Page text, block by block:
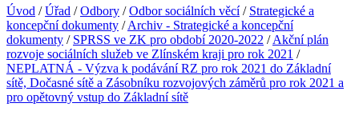
Úvod /Úřad /Odbory /Odbor sociálních věcí/ Strategické a
koncepční dokumenty /Archiv - Strategické a koncepční
dokumenty / SPRSS ve ZK pro období 2020-2022 /Akční plán
rozvoje sociálních služeb ve Zlínském kraji pro rok 2021 /
NEPLATNÁ - Výzva k podávání RZ pro rok 2021 do Základní
sítě, Dočasné sítě a Zásobníku rozvojových záměrů pro rok 2021 a
pro opětovný vstup do Základní sítě